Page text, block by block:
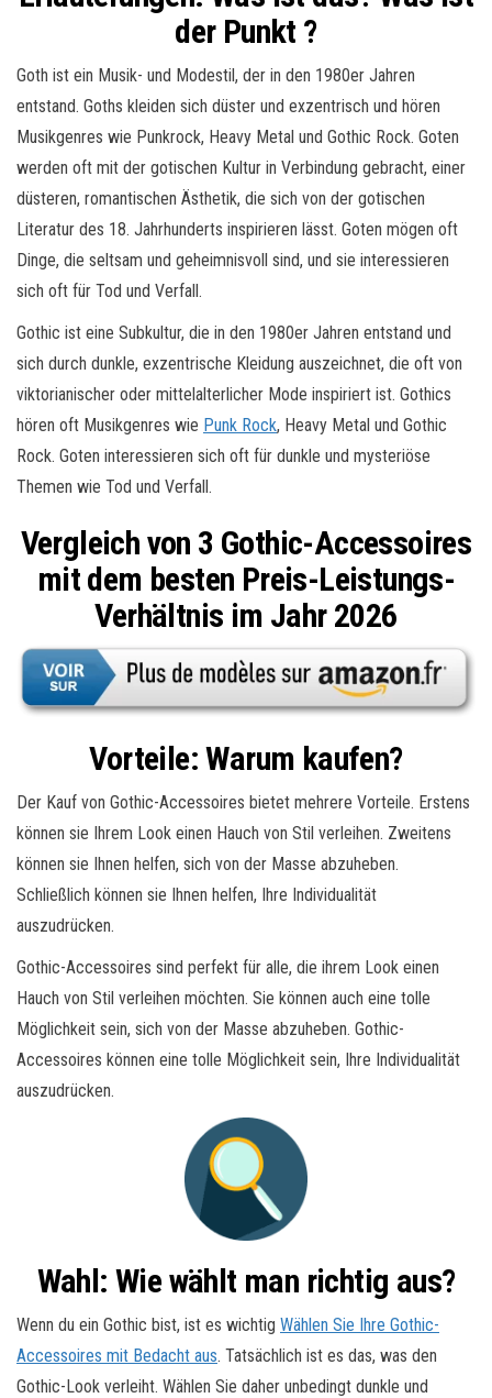
der Punkt ?
Goth ist ein Musik- und Modestil, der in den 1980er Jahren
entstand. Goths kleiden sich düster und exzentrisch und hören
Musikgenres wie Punkrock, Heavy Metal und Gothic Rock. Goten
werden oft mit der gotischen Kultur in Verbindung gebracht, einer
düsteren, romantischen Ästhetik, die sich von der gotischen
Literatur des 18. Jahrhunderts inspirieren lässt. Goten mögen oft
Dinge, die seltsam und geheimnisvoll sind, und sie interessieren
sich oft für Tod und Verfall.
Gothic ist eine Subkultur, die in den 1980er Jahren entstand und
sich durch dunkle, exzentrische Kleidung auszeichnet, die oft von
viktorianischer oder mittelalterlicher Mode inspiriert ist. Gothics
hören oft Musikgenres wie Punk Rock, Heavy Metal und Gothic
Rock. Goten interessieren sich oft für dunkle und mysteriöse
Themen wie Tod und Verfall.
Vergleich von 3 Gothic-Accessoires
mit dem besten Preis-Leistungs-
Verhältnis im Jahr 2026
Vorteile: Warum kaufen?
Der Kauf von Gothic-Accessoires bietet mehrere Vorteile. Erstens
können sie Ihrem Look einen Hauch von Stil verleihen. Zweitens
können sie Ihnen helfen, sich von der Masse abzuheben.
Schließlich können sie Ihnen helfen, Ihre Individualität
auszudrücken.
Gothic-Accessoires sind perfekt für alle, die ihrem Look einen
Hauch von Stil verleihen möchten. Sie können auch eine tolle
Möglichkeit sein, sich von der Masse abzuheben. Gothic-
Accessoires können eine tolle Möglichkeit sein, Ihre Individualität
auszudrücken.
Wahl: Wie wählt man richtig aus?
Wenn du ein Gothic bist, ist es wichtig Wählen Sie Ihre Gothic-
Accessoires mit Bedacht aus. Tatsächlich ist es das, was den
Gothic-Look verleiht. Wählen Sie daher unbedingt dunkle und